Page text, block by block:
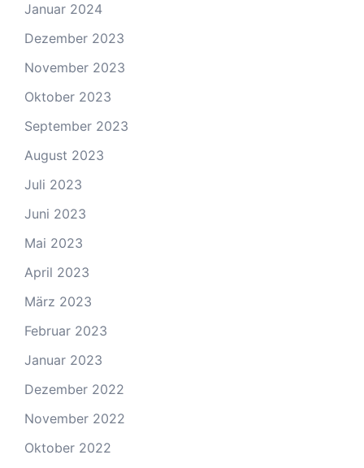
Januar 2024
Dezember 2023
November 2023
Oktober 2023
September 2023
August 2023
Juli 2023
Juni 2023
Mai 2023
April 2023
März 2023
Februar 2023
Januar 2023
Dezember 2022
November 2022
Oktober 2022